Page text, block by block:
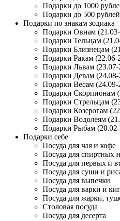
Подарки до 1000
Подарки до 500 рублей
Подарки по знакам зодиака
Подарки Овнам
Подарки Тельцам
Подарки Близнецам
Подарки Ракам (22.06-
Подарки Львам (23.07-
Подарки Девам (24.08-
Подарки Весам (24.09-
Подарки Скорпионам
Подарки Стрельцам
Подарки Козерогам
Подарки Водолеям
Подарки Рыбам
Подарки себе
Посуда для чая и кофе
Посуда для спиртных
Посуда для первых и
Посуда для суши и
Посуда для выпечки
Посуда для варки и
Посуда для жарки,
Столовая посуда
Посуда для десерта